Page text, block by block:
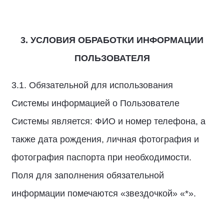
3. УСЛОВИЯ ОБРАБОТКИ ИНФОРМАЦИИ
ПОЛЬЗОВАТЕЛЯ
3.1. Обязательной для использования
Системы информацией о Пользователе
Системы является: ФИО и номер телефона, а
также дата рождения, личная фотография и
фотография паспорта при необходимости.
Поля для заполнения обязательной
информации помечаются «звездочкой» «*».